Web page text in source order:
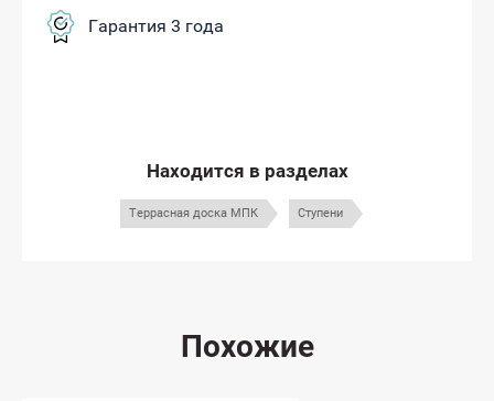
Гарантия 3 года
Находится в разделах
Террасная доска МПК Ступени
Похожие